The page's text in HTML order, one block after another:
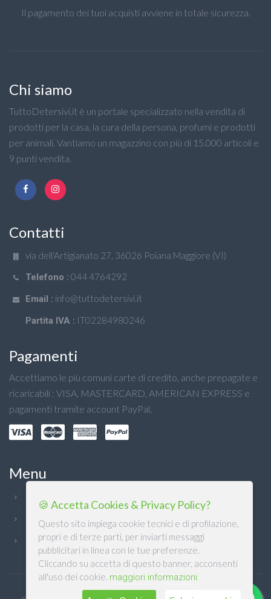
Il pagamento dei tuoi acquisti avviene in totale sicurezza.
Chi siamo
TuttoDetersivi.it è un portale specializzato nella vendita di
prodotti per la casa, la cura della persona, profumi e prodotti
per animali. Vantiamo un magazzino con più di 15.000 articoli e
9 punti vendita.
Contatti
via dell'Artigianato 27, 36026 Poiana Maggiore (VI)
Telefono : 044 4764292
Email : info@tuttodetersivi.it
Partita IVA : IT02284980246
Pagamenti
Accettiamo le più comuni carte di credito, anche prepagate e
ricaricabili : VISA, MASTERCARD, AMERICAN EXPRESS e
pagamenti tramite account PayPal.
Menu
Condizioni generali
Privacy
🍪 Accetta Cookies & Privacy Policy?
Questo sito impiega cookie tecnici e di profilazione,
propri e di terze parti, per inviarti messaggi
pubblicitari in linea con le tue preferenze.
Cliccando su accetta di questo banner, acconsenti
all'uso dei cookie. maggiori informazioni